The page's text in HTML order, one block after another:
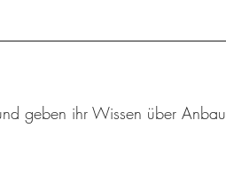
geben ihr Wissen über Anbau,